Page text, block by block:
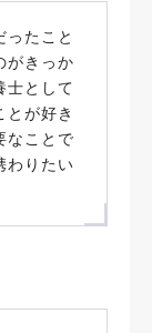
たこと
がきっか
士として
が好き
なことで
わりたい